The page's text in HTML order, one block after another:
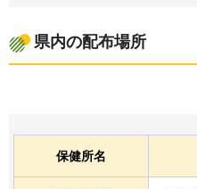
県内の配布場所
保健所名